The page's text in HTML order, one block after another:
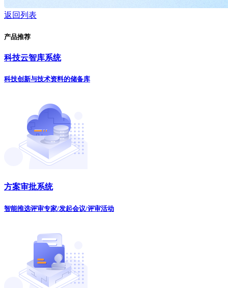
返回列表
产品推荐
科技云智库系统
科技创新与技术资料的储备库
方案审批系统
智能推选评审专家/发起会议/评审活动